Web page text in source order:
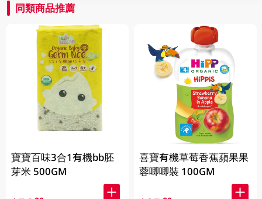
同類商品推薦
寶寶百味3合1有機bb胚
芽米 500GM
喜寶有機草莓香蕉蘋果果
蓉唧唧裝 100GM